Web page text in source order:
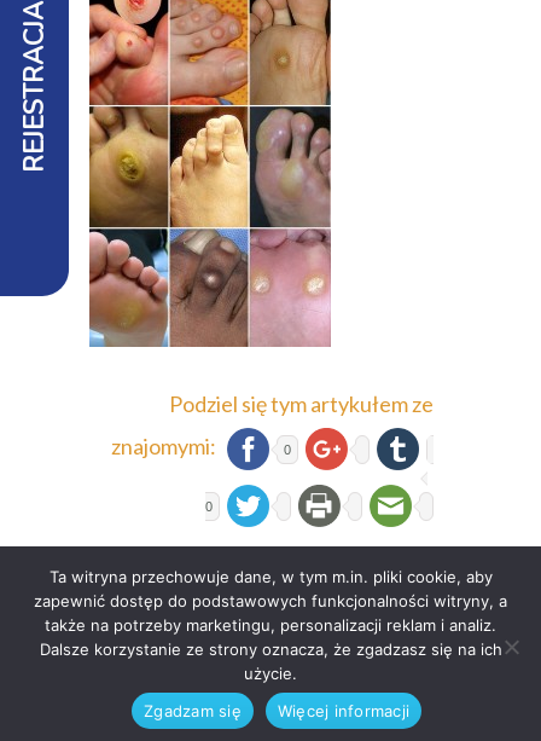
Podziel się tym artykułem ze
znajomymi:
0
0
© 2023 | Podolog Agnieszka Kaszuba,
Różana 4 30-305 Kraków Tel: 600 314 600
Ta witryna przechowuje dane, w tym m.in. pliki cookie, aby
zapewnić dostęp do podstawowych funkcjonalności witryny, a
także na potrzeby marketingu, personalizacji reklam i analiz.
Dalsze korzystanie ze strony oznacza, że zgadzasz się na ich
użycie.
Zgadzam się
Więcej informacji
REJESTRACJA